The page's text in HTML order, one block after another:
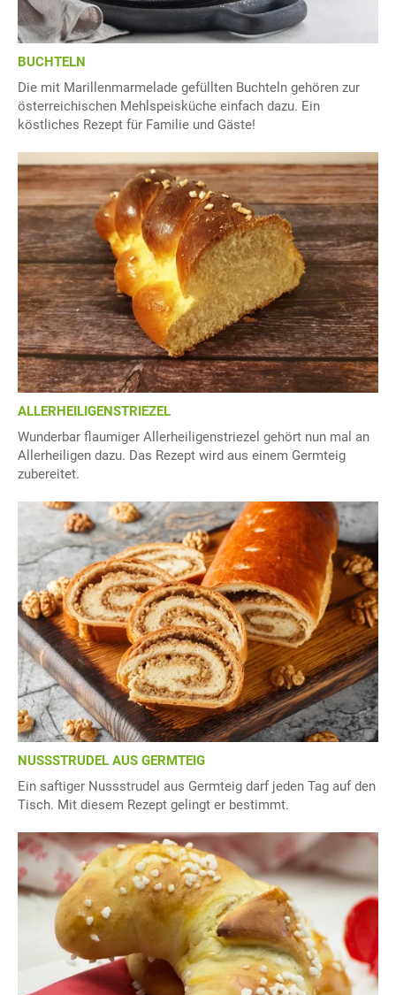
BUCHTELN
Die mit Marillenmarmelade gefüllten Buchteln gehören zur
österreichischen Mehlspeisküche einfach dazu. Ein
köstliches Rezept für Familie und Gäste!
ALLERHEILIGENSTRIEZEL
Wunderbar flaumiger Allerheiligenstriezel gehört nun mal an
Allerheiligen dazu. Das Rezept wird aus einem Germteig
zubereitet.
NUSSSTRUDEL AUS GERMTEIG
Ein saftiger Nussstrudel aus Germteig darf jeden Tag auf den
Tisch. Mit diesem Rezept gelingt er bestimmt.